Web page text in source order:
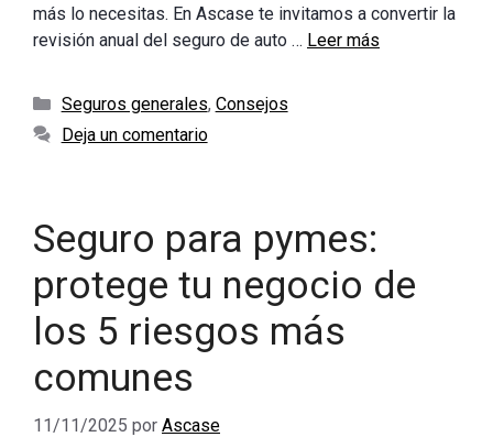
más lo necesitas. En Ascase te invitamos a convertir la
revisión anual del seguro de auto … Leer más
Categorías
Seguros generales, Consejos
Deja un comentario
Seguro para pymes:
protege tu negocio de
los 5 riesgos más
comunes
11/11/2025 por Ascase